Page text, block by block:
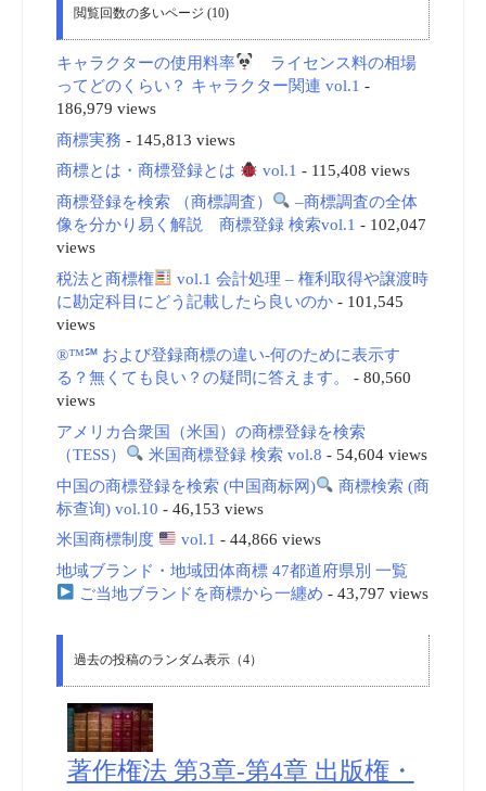
閲覧回数の多いページ (10)
キャラクターの使用料率
ライセンス料の相場
ってどのくらい？ キャラクター関連 vol.1 -
186,979 views
商標実務 - 145,813 views
商標とは・商標登録とは
vol.1 - 115,408 views
商標登録を検索 （商標調査）
–商標調査の全体
像を分かり易く解説 商標登録 検索vol.1 - 102,047
views
税法と商標権
vol.1 会計処理 – 権利取得や譲渡時
に勘定科目にどう記載したら良いのか- 101,545
views
®™℠ および登録商標の違い-何のために表示す
る？無くても良い？の疑問に答えます。
- 80,560
views
アメリカ合衆国（米国）の商標登録を検索
（TESS）
米国商標登録 検索 vol.8 - 54,604 views
中国の商標登録を検索 (中国商标网)
商標検索 (商
标查询) vol.10 - 46,153 views
米国商標制度
vol.1 - 44,866 views
地域ブランド・地域団体商標 47都道府県別 一覧
ご当地ブランドを商標から一纏め - 43,797 views
過去の投稿のランダム表示（4）
著作権法 第3章-第4章 出版権・